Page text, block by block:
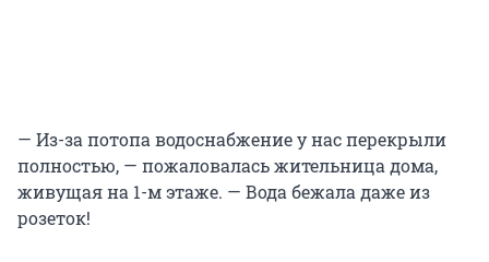
— Из-за потопа водоснабжение у нас перекрыли
полностью, — пожаловалась жительница дома,
живущая на 1-м этаже. — Вода бежала даже из
розеток!